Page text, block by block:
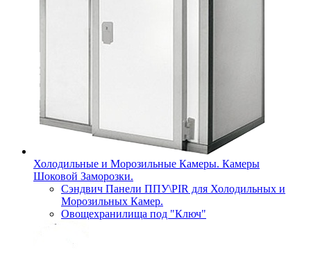
Холодильные и Морозильные Камеры. Камеры
Шоковой Заморозки.
Сэндвич Панели ППУ\PIR для Холодильных и
Морозильных Камер.
Овощехранилища под "Ключ"